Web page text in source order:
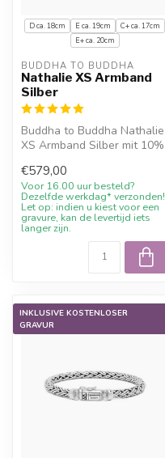
D ca. 18cm E ca. 19cm
C+ ca. 17cm
E+ ca. 20cm
BUDDHA TO BUDDHA
Nathalie XS Armband
Silber
Buddha to Buddha Nathalie
XS Armband Silber mit 10%
we...
€579,00
Voor 16.00 uur besteld?
Dezelfde werkdag* verzonden!
Let op: indien u kiest voor een
gravure, kan de levertijd iets
langer zijn.
INKLUSIVE KOSTENLOSER
GRAVUR